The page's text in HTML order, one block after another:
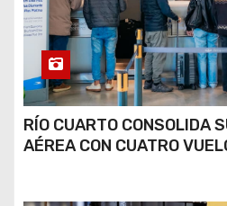
RÍO CUARTO CONSOLIDA
AÉREA CON CUATRO